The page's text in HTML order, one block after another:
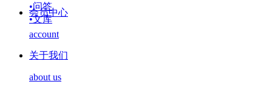
•问答
•文库
会员中心
account
关于我们
about us